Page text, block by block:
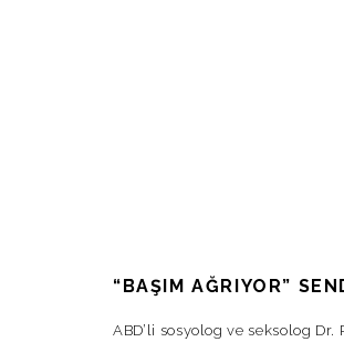
“BAŞIM AĞRIYOR”
ABD’li sosyolog ve seksolog